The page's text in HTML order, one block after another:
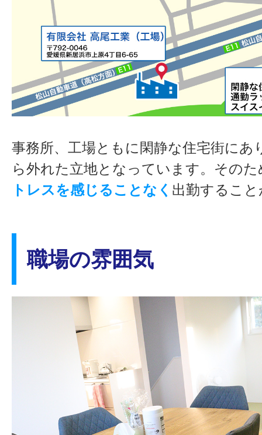
金属を加工して、
さまざまな形
ク・容器・その他の金属製の構
事務所、工場ともに閑静な住宅街にあ
ら外れた立地となっています。そのた
トレスを感じることなく 出勤するこ
職場の雰囲気